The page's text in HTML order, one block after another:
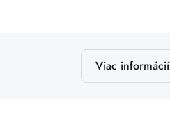
Viac informácií